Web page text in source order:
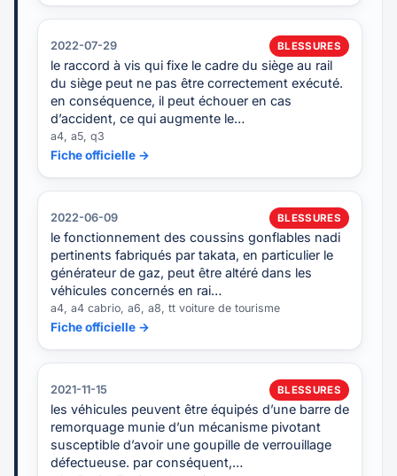
2022-07-29 BLESSURES
le raccord à vis qui fixe le cadre du siège au rail
du siège peut ne pas être correctement exécuté.
en conséquence, il peut échouer en cas
d’accident, ce qui augmente le…
a4, a5, q3
Fiche officielle →
2022-06-09 BLESSURES
le fonctionnement des coussins gonflables nadi
pertinents fabriqués par takata, en particulier le
générateur de gaz, peut être altéré dans les
véhicules concernés en rai…
a4, a4 cabrio, a6, a8, tt voiture de tourisme
Fiche officielle →
2021-11-15 BLESSURES
les véhicules peuvent être équipés d’une barre de
remorquage munie d’un mécanisme pivotant
susceptible d’avoir une goupille de verrouillage
défectueuse. par conséquent,…